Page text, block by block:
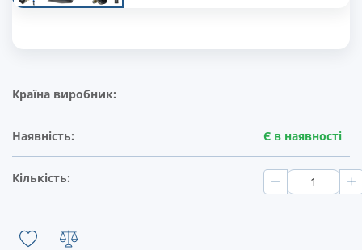
Країна виробник:
Наявність: Є в наявності
Кількість: